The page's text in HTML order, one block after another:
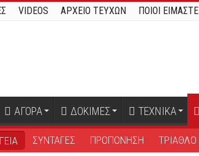
VIDEOS ΑΡΧΕΙΟ ΤΕΥΧΩΝ ΠΟΙΟΙ ΕΙΜΑΣΤΕ
ΑΓΟΡΑ ΔΟΚΙΜΕΣ ΤΕΧΝΙΚΑ
ΣΥΝΤΑΓΕΣ ΠΡΟΠΟΝΗΣΗ ΤΡΙΑΘΛΟ